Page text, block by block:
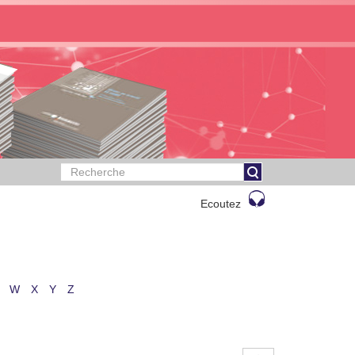
Ecoutez
W X Y Z